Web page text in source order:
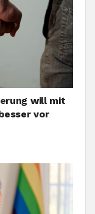
will mit
vor